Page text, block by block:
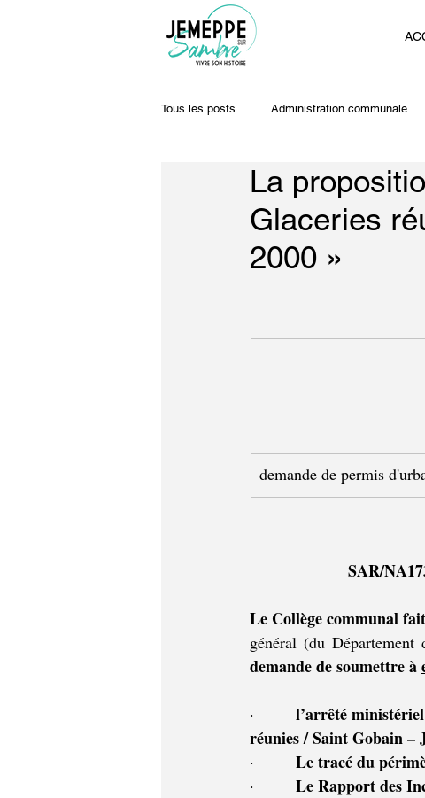
Tous les posts Administration communale
Travaux & voiries Offres d'emploi
La
Glaceries
2000 »
demande de permis
SAR/
Le Collège communal
demande de soumettre à
· l’arrêté
réunies / Saint Gobain –
· Le tracé du
· Le Rapport des